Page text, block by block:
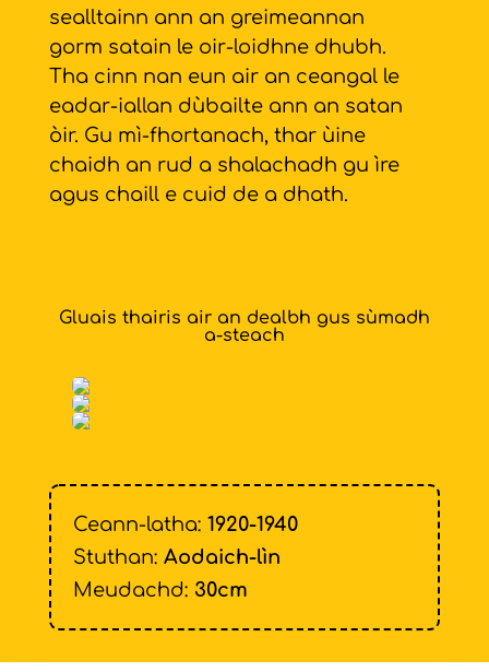
sealltainn ann an greimeannan
gorm satain le oir-loidhne dhubh.
Tha cinn nan eun air an ceangal le
eadar-iallan dùbailte ann an satan
òir. Gu mì-fhortanach, thar ùine
chaidh an rud a shalachadh gu ìre
agus chaill e cuid de a dhath.
Gluais thairis air an dealbh gus sùmadh
a-steach
Ceann-latha: 1920-1940
Stuthan: Aodaich-lìn
Meudachd: 30cm